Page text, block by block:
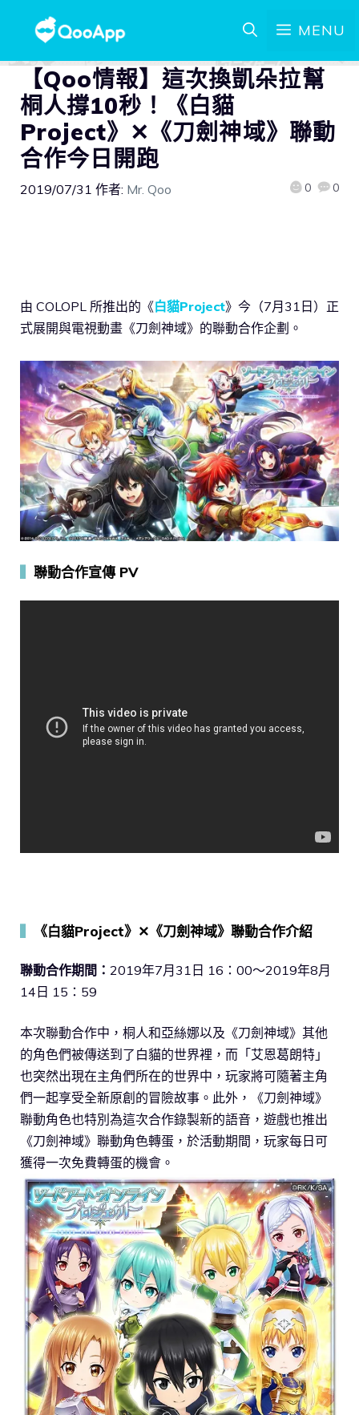
MENU
【Qoo情報】這次換凱朵拉幫
桐人撐10秒！《白貓
Project》✕《刀劍神域》聯動
合作今日開跑
2019/07/31 作者: Mr. Qoo 0 0
由 COLOPL 所推出的《白貓Project》今（7月31日）正
式展開與電視動畫《刀劍神域》的聯動合作企劃。
聯動合作宣傳 PV
《白貓Project》✕《刀劍神域》聯動合作介紹
聯動合作期間： 2019年7月31日 16：00～2019年8月
14日 15：59
本次聯動合作中，桐人和亞絲娜以及《刀劍神域》其他
的角色們被傳送到了白貓的世界裡，而「艾恩葛朗特」
也突然出現在主角們所在的世界中，玩家將可隨著主角
們一起享受全新原創的冒險故事。此外，《刀劍神域》
聯動角色也特別為這次合作錄製新的語音，遊戲也推出
《刀劍神域》聯動角色轉蛋，於活動期間，玩家每日可
獲得一次免費轉蛋的機會。